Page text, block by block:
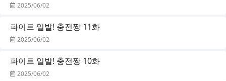
2025/06/02
파이트 일발! 충전짱 11화
2025/06/02
파이트 일발! 충전짱 10화
2025/06/02